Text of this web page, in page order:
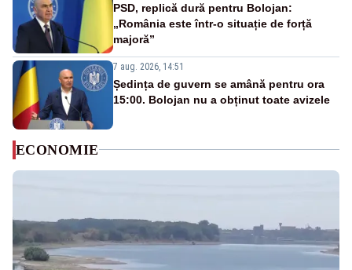
PSD, replică dură pentru Bolojan:
„România este într-o situație de forță
majoră”
7 aug. 2026, 14:51
Ședința de guvern se amână pentru ora
15:00. Bolojan nu a obținut toate avizele
ECONOMIE